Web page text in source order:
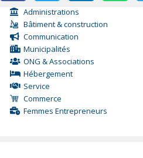
Administrations
Bâtiment & construction
Communication
Municipalités
ONG & Associations
Hébergement
Service
Commerce
Femmes Entrepreneurs